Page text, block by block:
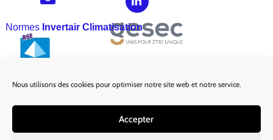
Nous utilisons des cookies pour optimiser notre site web et notre service.
Accepter
Normes Invertair Climatisation
MarquesPartenaires :